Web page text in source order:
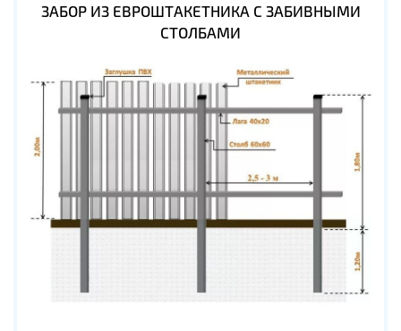
ЗАБОР ИЗ ЕВРОШТАКЕТНИКА С ЗАБИВНЫМИ
СТОЛБАМИ